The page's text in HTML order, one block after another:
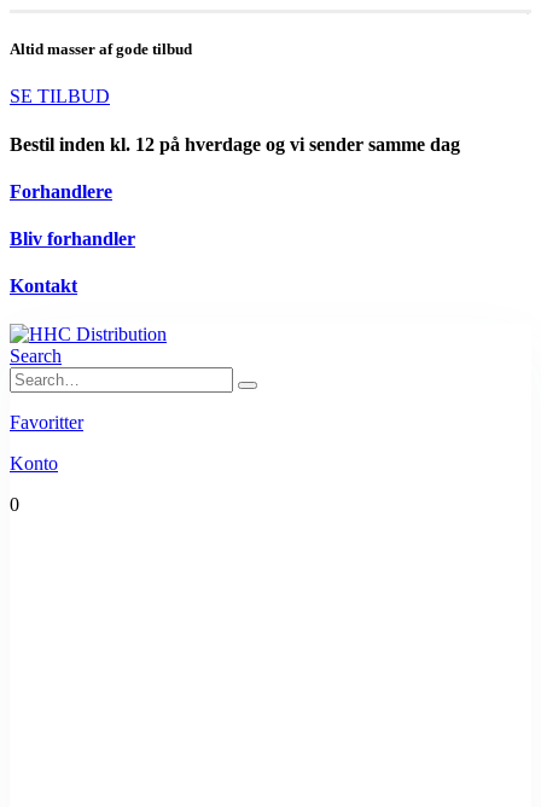
Altid masser af gode tilbud
SE TILBUD
Bestil inden kl. 12 på hverdage og vi sender samme dag
Forhandlere
Bliv forhandler
Kontakt
Search
Favoritter
Konto
0